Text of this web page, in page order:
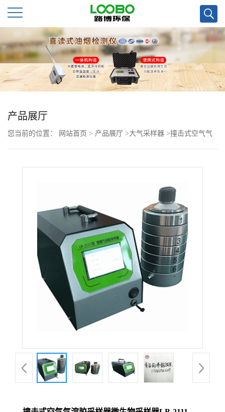
公
司
首
页
公
品
产品展厅
您当前的位置： 网站首页 > 产品展厅 >大气采样器 >撞击式空气气